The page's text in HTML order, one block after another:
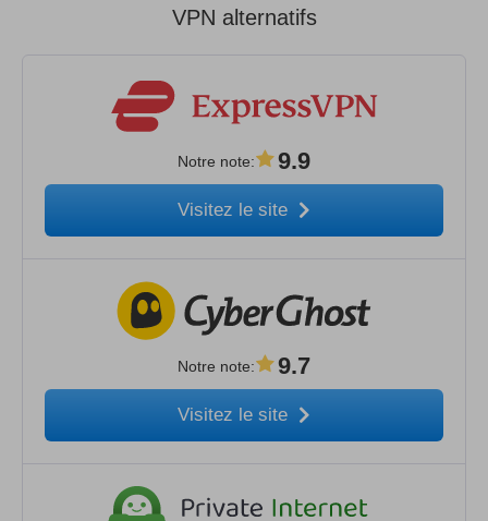
VPN alternatifs
Notre note: 9.9
Visitez le site
Notre note: 9.7
Visitez le site